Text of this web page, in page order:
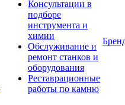
Консультации в
подборе
инструмента и
химии
Обслуживание и
ремонт станков и
оборудования
Реставрационные
работы по камню